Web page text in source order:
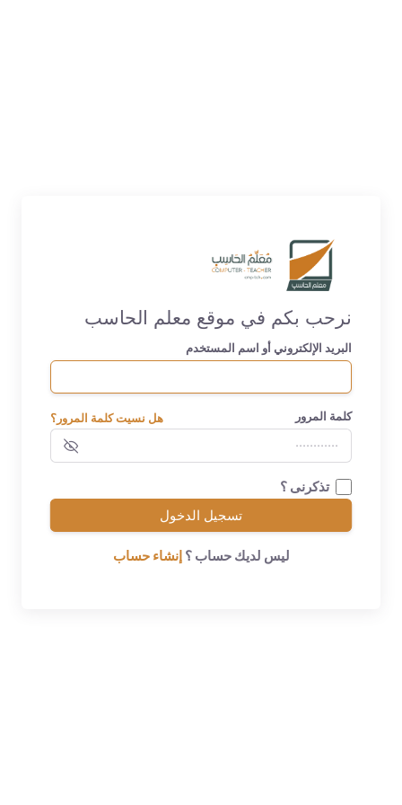
نرحب بكم في موقع معلم الحاسب
البريد الإلكتروني أو اسم المستخدم
كلمة المرور هل نسيت كلمة المرور؟
تذكرنى ؟
تسجيل الدخول
ليس لديك حساب ؟ إنشاء حساب